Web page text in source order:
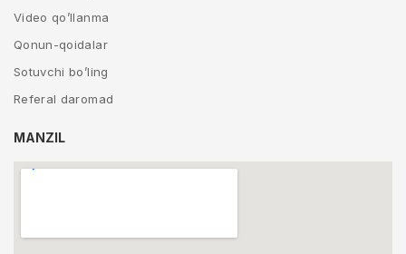
Video qo’llanma
Qonun-qoidalar
Sotuvchi bo’ling
Referal daromad
MANZIL